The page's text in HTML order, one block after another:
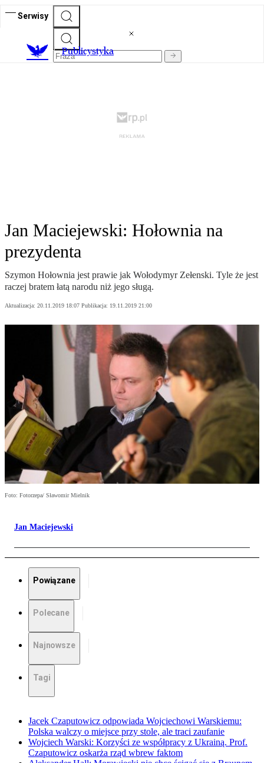
Serwisy
Publicystyka
Jan Maciejewski: Hołownia na
prezydenta
Szymon Hołownia jest prawie jak Wołodymyr Zełenski. Tyle że jest
raczej bratem łatą narodu niż jego sługą.
Aktualizacja: 20.11.2019 18:07 Publikacja: 19.11.2019 21:00
Foto: Fotorzepa/ Sławomir Mielnik
Jan Maciejewski
Powiązane
Polecane
Najnowsze
Tagi
Jacek Czaputowicz odpowiada Wojciechowi Warskiemu:
Polska walczy o miejsce przy stole, ale traci zaufanie
Wojciech Warski: Korzyści ze współpracy z Ukrainą. Prof.
Czaputowicz oskarża rząd wbrew faktom